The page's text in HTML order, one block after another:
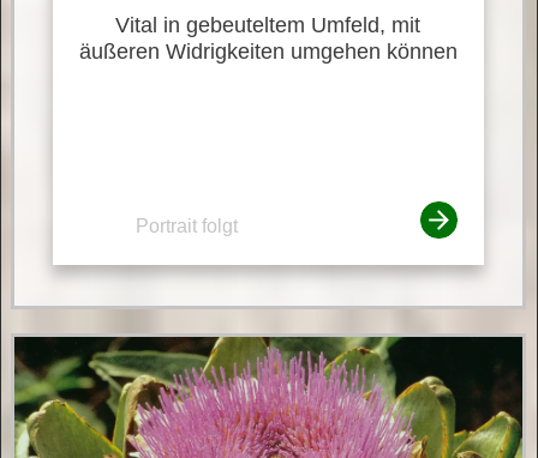
Vital in gebeuteltem Umfeld, mit
äußeren Widrigkeiten umgehen können
Portrait folgt